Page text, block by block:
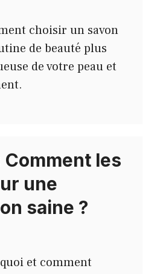
choisir un savon
de beauté plus
de votre peau et
les
une
saine ?
et comment